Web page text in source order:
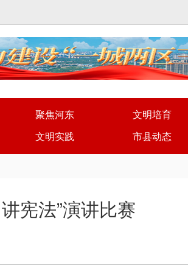
聚焦河东
文明实践
文明培育
市县动态
宪法”演讲比赛